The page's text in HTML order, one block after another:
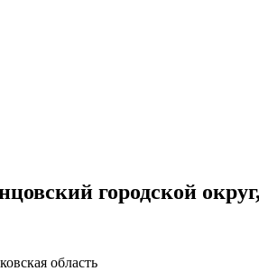
городской
область